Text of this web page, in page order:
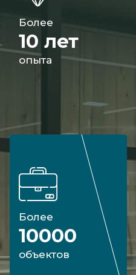
Более
10 лет
опыта
Более
10000
объектов